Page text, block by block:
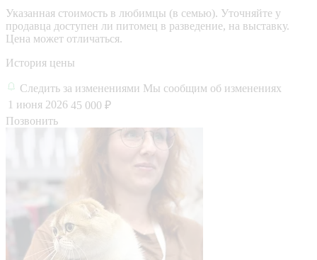
Указанная стоимость в любимцы (в семью). Уточняйте у
продавца доступен ли питомец в разведение, на выставку.
Цена может отличаться.
История цены
Следить за изменениями Мы сообщим об изменениях
1 июня 2026 45 000 ₽
Позвонить